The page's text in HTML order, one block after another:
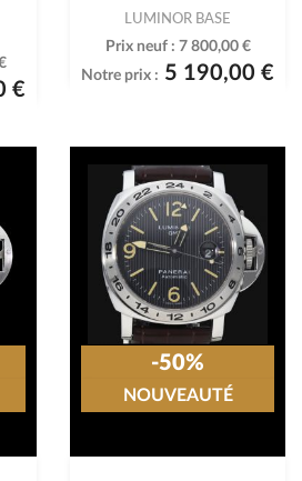
€
LUMINOR BASE
Prix neuf : 7 800,00 €
Notre prix : 5 190,00 €
-50%
NOUVEAUTÉ